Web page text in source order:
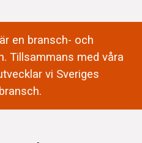
en bransch- och
Tillsammans med våra
vi Sveriges